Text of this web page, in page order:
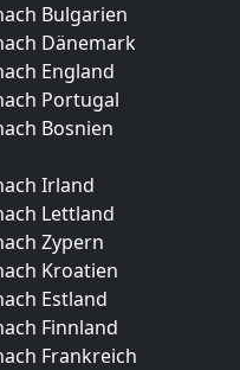
Bulgarien
Dänemark
England
Portugal
Bosnien
Irland
Lettland
Zypern
Kroatien
Estland
Finnland
Frankreich